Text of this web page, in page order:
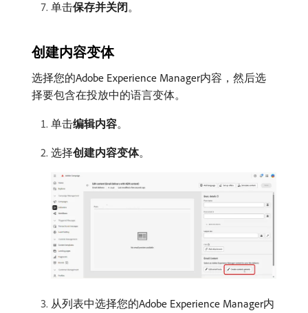
单击​保存并关闭。
创建内容变体
选择您的Adobe Experience Manager内容，然后选
择要包含在投放中的语言变体。
单击​编辑内容。
选择​创建内容变体。
从列表中选择您的Adobe Experience Manager内